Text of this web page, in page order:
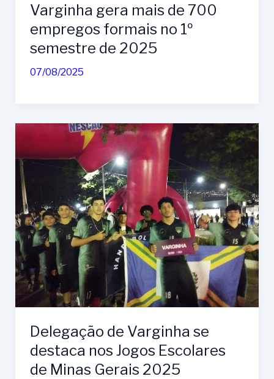
Varginha gera mais de 700
empregos formais no 1º
semestre de 2025
07/08/2025
Delegação de Varginha se
destaca nos Jogos Escolares
de Minas Gerais 2025